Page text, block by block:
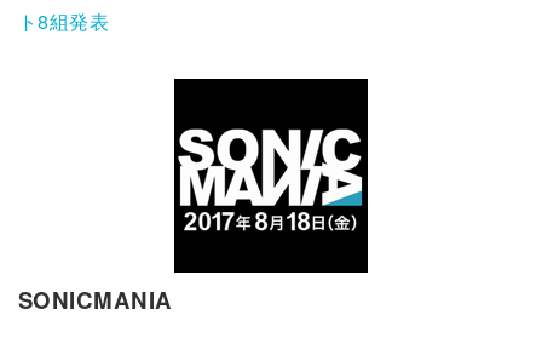
ト8組発表
SONICMANIA